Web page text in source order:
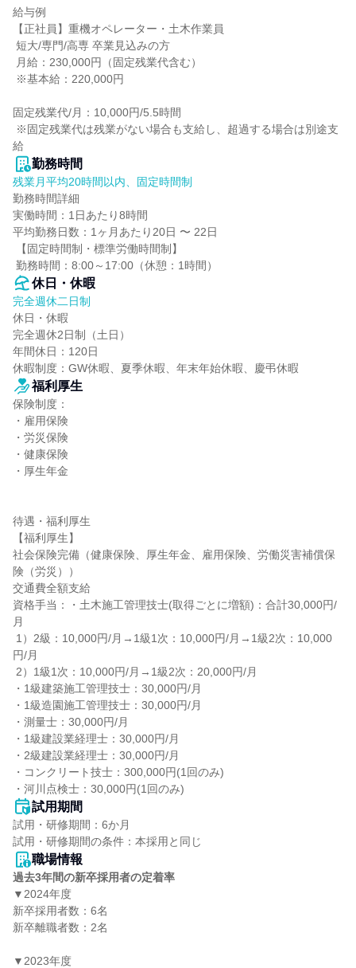
給与例
【正社員】重機オペレーター・土木作業員
固定残業代/月：10,000円/5.5時間
給
勤務時間
残業月平均20時間以内、固定時間制
勤務時間詳細
実働時間：1日あたり8時間
平均勤務日数：1ヶ月あたり20日 〜 22日
勤務時間：8:00～17:00（休憩：1時間）
休日・休暇
完全週休二日制
休日・休暇
完全週休2日制（土日）
年間休日：120日
休暇制度：GW休暇、夏季休暇、年末年始休暇、慶弔休暇
福利厚生
保険制度：
・雇用保険
・労災保険
・健康保険
・厚生年金
待遇・福利厚生
【福利厚生】
社会保険完備（健康保険、厚生年金、雇用保険、労働災害補償保
険（労災））
交通費全額支給
資格手当：・土木施工管理技士(取得ごとに増額)：合計30,000円/
月
円/月
・1級建築施工管理技士：30,000円/月
・1級造園施工管理技士：30,000円/月
・測量士：30,000円/月
・1級建設業経理士：30,000円/月
・2級建設業経理士：30,000円/月
・コンクリート技士：300,000円(1回のみ)
・河川点検士：30,000円(1回のみ)
試用期間
試用・研修期間：6か月
職場情報
過去3年間の新卒採用者の定着率
▼2024年度
新卒採用者数：6名
新卒離職者数：2名
▼2023年度